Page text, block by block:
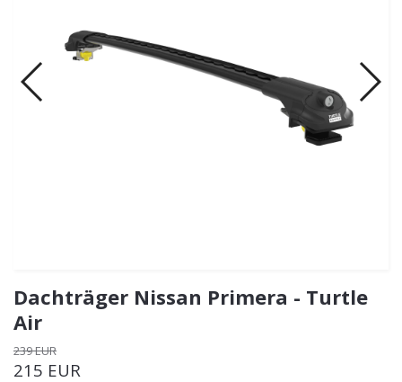
Dachträger Nissan Primera - Turtle
Air
239 EUR
215 EUR